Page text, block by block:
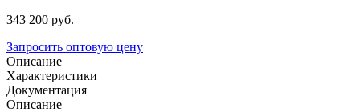
343 200 руб.
Запросить оптовую цену
Описание
Характеристики
Документация
Описание